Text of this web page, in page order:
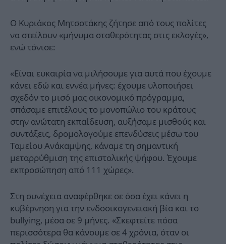
Ο Κυριάκος Μητσοτάκης ζήτησε από τους πολίτες
να στείλουν «μήνυμα σταθερότητας στις εκλογές»,
ενώ τόνισε:
«Είναι ευκαιρία να μιλήσουμε για αυτά που έχουμε
κάνει εδώ και εννέα μήνες: έχουμε υλοποιήσει
σχεδόν το μισό μας οικονομικό πρόγραμμα,
σπάσαμε επιτέλους το μονοπώλιο του κράτους
στην ανώτατη εκπαίδευση, αυξήσαμε μισθούς και
συντάξεις, δρομολογούμε επενδύσεις μέσω του
Ταμείου Ανάκαμψης, κάναμε τη σημαντική
μεταρρύθμιση της επιστολικής ψήφου. Έχουμε
εκπροσώπηση από 111 χώρες».
Στη συνέχεια αναφέρθηκε σε όσα έχει κάνει η
κυβέρνηση για την ενδοοικογενειακή βία και το
bullying, μέσα σε 9 μήνες. «Σκεφτείτε πόσα
περισσότερα θα κάνουμε σε 4 χρόνια, όταν οι